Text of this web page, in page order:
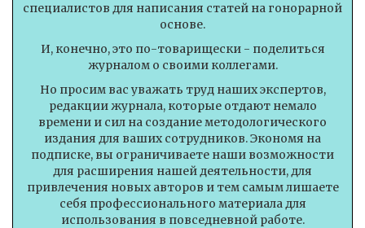
специалистов для написания статей на гонорарной
основе.
И, конечно, это по-товарищески - поделиться
журналом о своими коллегами.
Но просим вас уважать труд наших экспертов,
редакции журнала, которые отдают немало
времени и сил на создание методологического
издания для ваших сотрудников. Экономя на
подписке, вы ограничиваете наши возможности
для расширения нашей деятельности, для
привлечения новых авторов и тем самым лишаете
себя профессионального материала для
использования в повседневной работе.